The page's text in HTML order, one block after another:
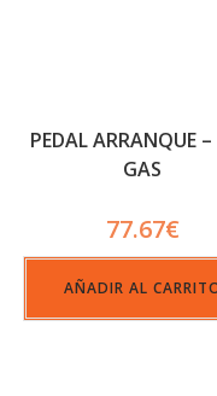
PEDAL ARRANQUE –
GAS
77.67€
AÑADIR AL